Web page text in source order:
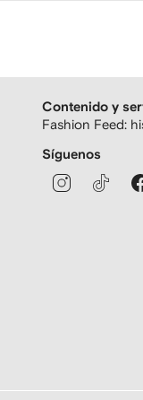
Contenido y
Fashion Feed:
Síguenos